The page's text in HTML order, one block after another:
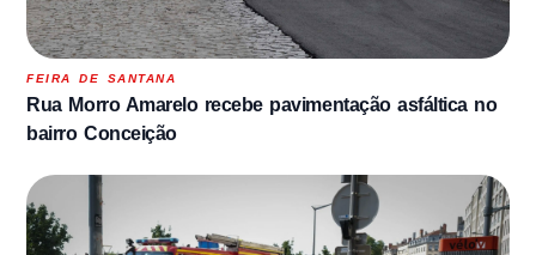
FEIRA DE SANTANA
Rua Morro Amarelo recebe pavimentação asfáltica no
bairro Conceição